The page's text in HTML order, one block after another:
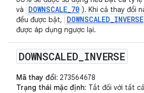
và DOWNSCALE_70 ). Khi cả thay đổi
đều được bật, DOWNSCALED_INVERSE
được áp dụng ngược lại.
DOWNSCALED INVERSE
Mã thay đổi: 273564678
Trạng thái mặc định: Tắt đối với tất